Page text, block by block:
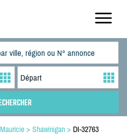
Mauricie > Shawinigan > DI-32763